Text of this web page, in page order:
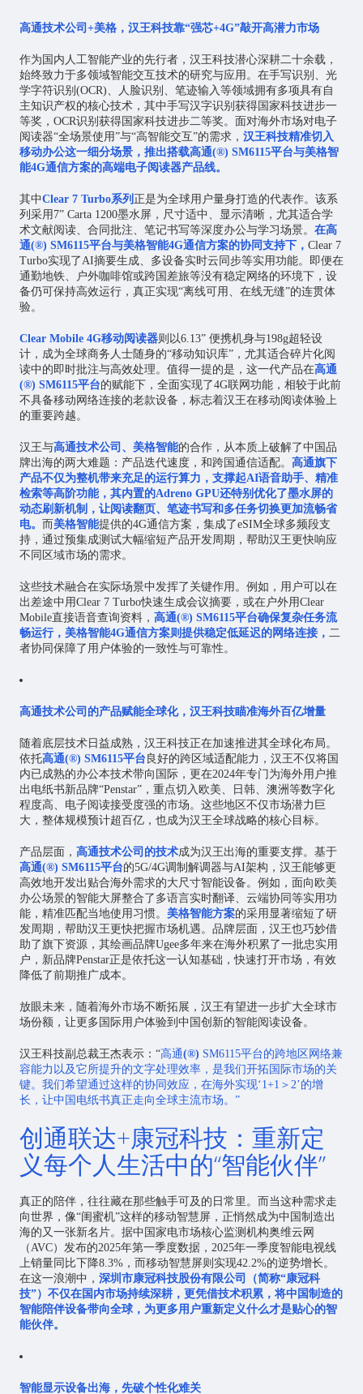
高通技术公司+美格，汉王科技靠“强芯+4G”敲开高潜力市场
作为国内 人工智能产业的先行者，汉王科技潜心深耕二十余载，
始终致力于多领域智能交互技术的研究与应用。在手写识别、光
学字符识别(OCR)、人脸识别、笔迹输入等领域拥有多项具有自
主知识产权的核心技术，其中手写汉字识别获得国家科技进步一
等奖，OCR识别获得国家科技进步二等奖。面对海外市场对电子
阅读器“全场景使用”与“高智能交互”的需求， 汉王科技精准切入
移动办公这一细分场景，推出搭载高通(®) SM6115平台与美格智
能4G通信方案的高端电子阅读器产品线。
其中Clear 7 Turbo系列 正是为全球用户量身打造的代表作。该系
列采用7” Carta 1200墨水屏，尺寸适中、显示清晰，尤其适合学
术文献阅读、合同批注、笔记书写等深度办公与学习场景。 在高
通(®) SM6115平台与美格智能4G通信方案的协同支持下， Clear 7
Turbo实现了AI摘要生成、多设备实时云同步等实用功能。即便在
通勤地铁、户外咖啡馆或跨国差旅等没有稳定网络的环境下，设
备仍可保持高效运行，真正实现“离线可用、在线无缝”的连贯体
验。
Clear Mobile 4G移动阅读器则以6.13” 便携机身与198g超轻设
计，成为全球商务人士随身的“移动知识库”，尤其适合碎片化阅
读中的即时批注与高效处理。值得一提的是，这一代产品在高通
(®) SM6115平台的赋能下，全面实现了4G联网功能，相较于此前
不具备移动网络连接的老款设备，标志着汉王在移动阅读体验上
的重要跨越。
汉王与高通技术公司、美格智能的合作，从本质上破解了中国品
牌出海的两大难题：产品迭代速度，和跨国通信适配。 高通旗下
产品不仅为整机带来充足的运行算力，支撑起AI语音助手、精准
检索等高阶功能，其内置的Adreno GPU还特别优化了墨水屏的
动态刷新机制，让阅读翻页、笔迹书写和多任务切换更加流畅省
电。 而美格智能提供的4G通信方案，集成了eSIM全球多频段支
持，通过预集成测试大幅缩短产品开发周期，帮助汉王更快响应
不同区域市场的需求。
这些技术融合在实际场景中发挥了关键作用。例如，用户可以在
出差途中用Clear 7 Turbo快速生成会议摘要，或在户外用Clear
Mobile直接语音查询资料， 高通(®) SM6115平台确保复杂任务流
畅运行，美格智能4G通信方案则提供稳定低延迟的网络连接， 二
者协同保障了用户体验的一致性与可靠性。
高通技术公司的产品赋能全球化，汉王科技瞄准海外百亿增量
随着底层技术日益成熟，汉王科技正在加速推进其全球化布局。
依托高通(®) SM6115平台 良好的跨区域适配能力，汉王不仅将国
内已成熟的办公本技术带向国际，更在2024年专门为海外用户推
出电纸书新品牌“Penstar”，重点切入欧美、日韩、澳洲等数字化
程度高、电子阅读接受度强的市场。这些地区不仅市场潜力巨
大，整体规模预计超百亿，也成为汉王全球战略的核心目标。
产品层面， 高通技术公司的技术成为汉王出海的重要支撑。基于
高通(®) SM6115平台的5G/4G调制解调器与AI架构，汉王能够更
高效地开发出贴合海外需求的大尺寸智能设备。例如，面向欧美
办公场景的智能大屏整合了多语言实时翻译、云端协同等实用功
能，精准匹配当地使用习惯。 美格智能方案的采用显著缩短了研
发周期，帮助汉王更快把握市场机遇。品牌层面，汉王也巧妙借
助了旗下资源，其绘画品牌Ugee多年来在海外积累了一批忠实用
户，新品牌Penstar正是依托这一认知基础，快速打开市场，有效
降低了前期推广成本。
放眼未来，随着海外市场不断拓展，汉王有望进一步扩大全球市
场份额，让更多国际用户体验到中国创新的智能阅读设备。
汉王科技副总裁王杰表示：“高通(®) SM6115平台的跨地区网络兼
容能力以及它所提升的文字处理效率，是我们开拓国际市场的关
键。我们希望通过这样的协同效应，在海外实现‘1+1＞2’的增
长，让中国电纸书真正走向全球主流市场。”
创通联达+康冠科技：重新定
义每个人生活中的“智能伙伴”
真正的陪伴，往往藏在那些触手可及的日常里。而当这种需求走
向世界，像“闺蜜机”这样的移动智慧屏，正悄然成为中国制造出
海的又一张新名片。据中国家电市场核心监测机构奥维云网
（AVC）发布的2025年第一季度数据，2025年一季度智能电视线
上销量同比下降8.3%，而移动智慧屏则实现42.2%的逆势增长。
在这一浪潮中， 深圳市康冠科技股份有限公司（简称“康冠科
技”）不仅在国内市场持续深耕，更凭借技术积累，将中国制造的
智能陪伴设备带向全球，为更多用户重新定义什么才是贴心的智
能伙伴。
智能显示设备出海，先破个性化难关